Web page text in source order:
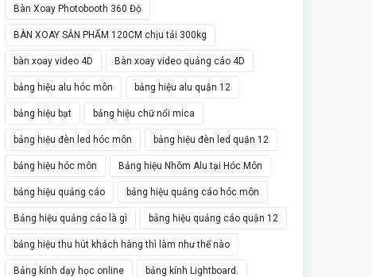
Bàn Xoay Photobooth 360 Độ
BÀN XOAY SẢN PHẨM 120CM chịu tải 300kg
bàn xoay video 4D Bàn xoay video quảng cáo 4D
bảng hiệu alu hóc môn bảng hiệu alu quận 12
bảng hiệu bạt bảng hiệu chữ nổi mica
bảng hiệu đèn led hóc môn bảng hiệu đèn led quận 12
bảng hiệu hóc môn Bảng hiệu Nhôm Alu tại Hóc Môn
bảng hiệu quảng cáo bảng hiệu quảng cáo hóc môn
Bảng hiệu quảng cáo là gì bảng hiệu quảng cáo quận 12
bảng hiệu thu hút khách hàng thì làm như thế nào
Bảng kính dạy học online bảng kính Lightboard.